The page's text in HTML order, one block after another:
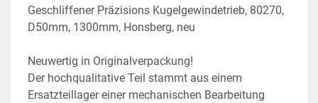
Geschliffener Präzisions Kugelgewindetrieb, 80270,
D50mm, 1300mm, Honsberg, neu
Neuwertig in Originalverpackung!
Der hochqualitative Teil stammt aus einem
Ersatzteillager einer mechanischen Bearbeitung